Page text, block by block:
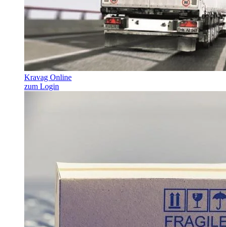
Kravag Online
zum Login